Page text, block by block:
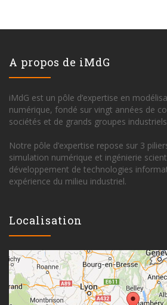
A propos de iMdG
iMdG est un pôle d’expertise en
numérique, fondé sur vingt années de
sociétés et de grands groupes
Notre pôle d’expertise repose sur 3
simulation numérique et ingénierie
développement de technologies
expérience du milieu industriel.
Localisation